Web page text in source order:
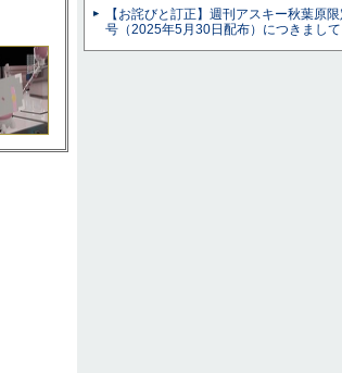
【お詫びと訂正】週刊アスキー秋葉原限
号（2025年5月30日配布）につきまして